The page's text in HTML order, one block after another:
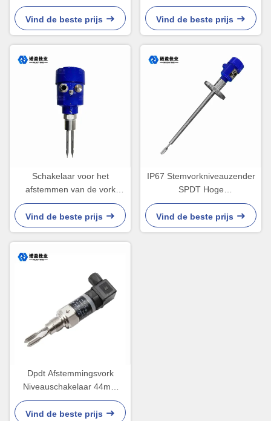
Gauge Switch voor het
meten van het
brandstoftankniveau
Vind de beste prijs
niveausensor 220VAC
schroefdraadaansluiting
Vind de beste prijs
Schakelaar voor het
afstemmen van de vork
Elektrische trillingssonde
Schakelaar voor het
afstemmen van het niveau
van zoutzuur, medicijntank,
Vind de beste prijs
IP67 Stemvorkniveauzender
SPDT Hoge
temperatuurmeting
Vind de beste prijs
Dpdt Afstemmingsvork
Niveauschakelaar 44mm
Slam Vibrerende vork
Vloeistof Niveauschakelaar
Vind de beste prijs